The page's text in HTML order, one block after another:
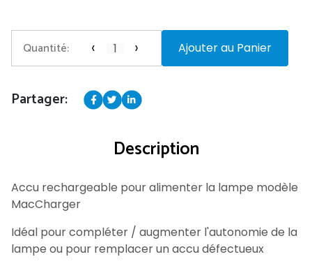
Quantité: ‹ › Ajouter au Panier
Partager:
Description
Accu rechargeable pour alimenter la lampe modèle
MacCharger
Idéal pour compléter / augmenter l'autonomie de la
lampe ou pour remplacer un accu défectueux